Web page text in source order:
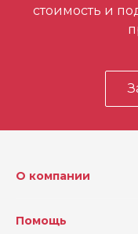
стоимость и
О компании
Помощь